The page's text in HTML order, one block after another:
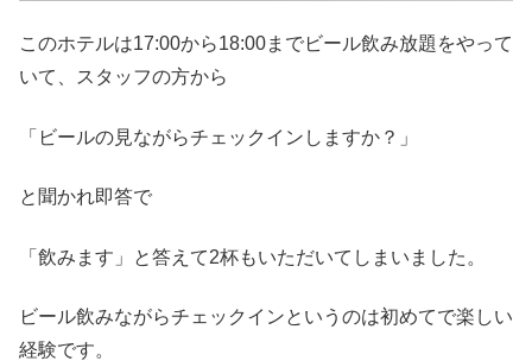
このホテルは17:00から18:00までビール飲み放題をやって
いて、スタッフの方から
「ビールの見ながらチェックインしますか？」
と聞かれ即答で
「飲みます」と答えて2杯もいただいてしまいました。
ビール飲みながらチェックインというのは初めてで楽しい
経験です。